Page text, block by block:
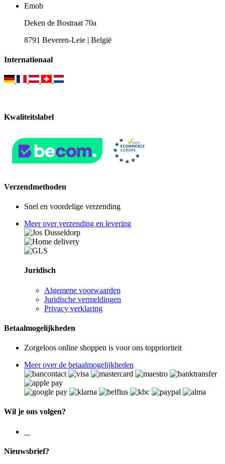
Emob
Deken de Bostraat 70a
8791 Beveren-Leie | België
Internationaal
Kwaliteitslabel
Verzendmethoden
Snel en voordelige verzending
Meer over verzending en levering
Juridisch
Algemene voorwaarden
Juridische vermeldingen
Privacy verklaring
Betaalmogelijkheden
Zorgeloos online shoppen is voor ons topprioriteit
Meer over de betaalmogelijkheden
Wil je ons volgen?
Nieuwsbrief?